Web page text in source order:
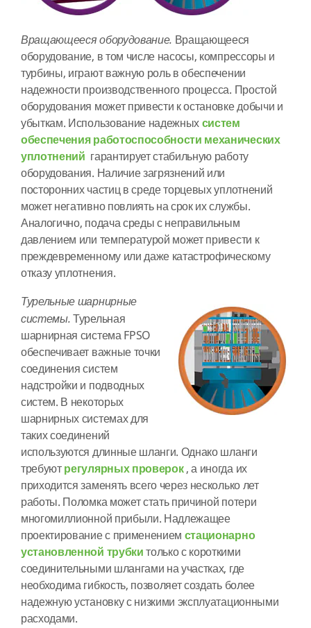
Вращающееся оборудование. Вращающееся
оборудование, в том числе насосы, компрессоры и
турбины, играют важную роль в обеспечении
надежности производственного процесса. Простой
оборудования может привести к остановке добычи и
убыткам. Использование надежныхсистем
обеспечения работоспособности механических
уплотнений гарантирует стабильную работу
оборудования. Наличие загрязнений или
посторонних частиц в среде торцевых уплотнений
может негативно повлиять на срок их службы.
Аналогично, подача среды с неправильным
давлением или температурой может привести к
преждевременному или даже катастрофическому
отказу уплотнения.
Турельные шарнирные
системы.Турельная
шарнирная система FPSO
обеспечивает важные точки
соединения систем
надстройки и подводных
систем. В некоторых
шарнирных системах для
таких соединений
используются длинные шланги. Однако шланги
требуютрегулярных проверок, а иногда их
приходится заменять всего через несколько лет
работы. Поломка может стать причиной потери
многомиллионной прибыли. Надлежащее
проектирование с применением стационарно
установленной трубкитолько с короткими
соединительными шлангами на участках, где
необходима гибкость, позволяет создать более
надежную установку с низкими эксплуатационными
расходами.